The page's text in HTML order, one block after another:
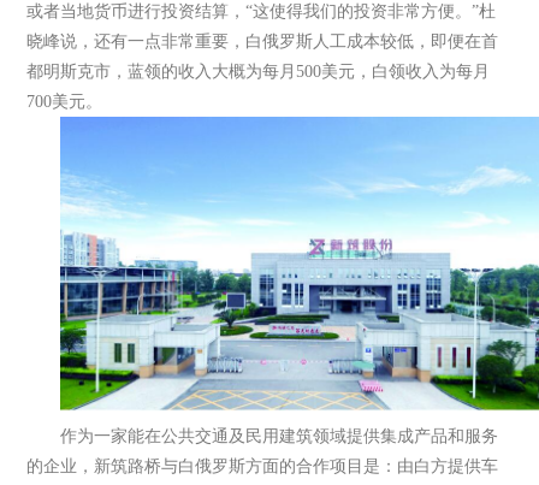
或者当地货币进行投资结算，“这使得我们的投资非常方便。”杜
晓峰说，还有一点非常重要，白俄罗斯人工成本较低，即便在首
都明斯克市，蓝领的收入大概为每月500美元，白领收入为每月
700美元。
作为一家能在公共交通及民用建筑领域提供集成产品和服务
的企业，新筑路桥与白俄罗斯方面的合作项目是：由白方提供车